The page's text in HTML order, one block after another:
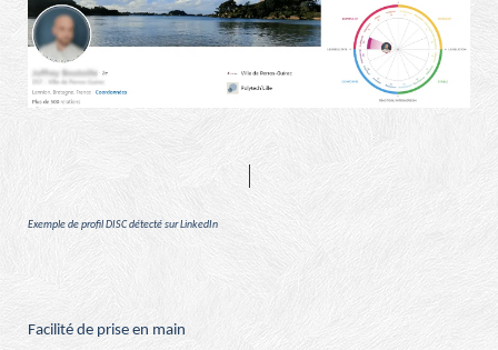
Exemple de profil DISC détecté sur LinkedIn
Facilité de prise en main